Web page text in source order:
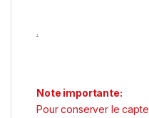
.
Note importante:
Pour conserver le